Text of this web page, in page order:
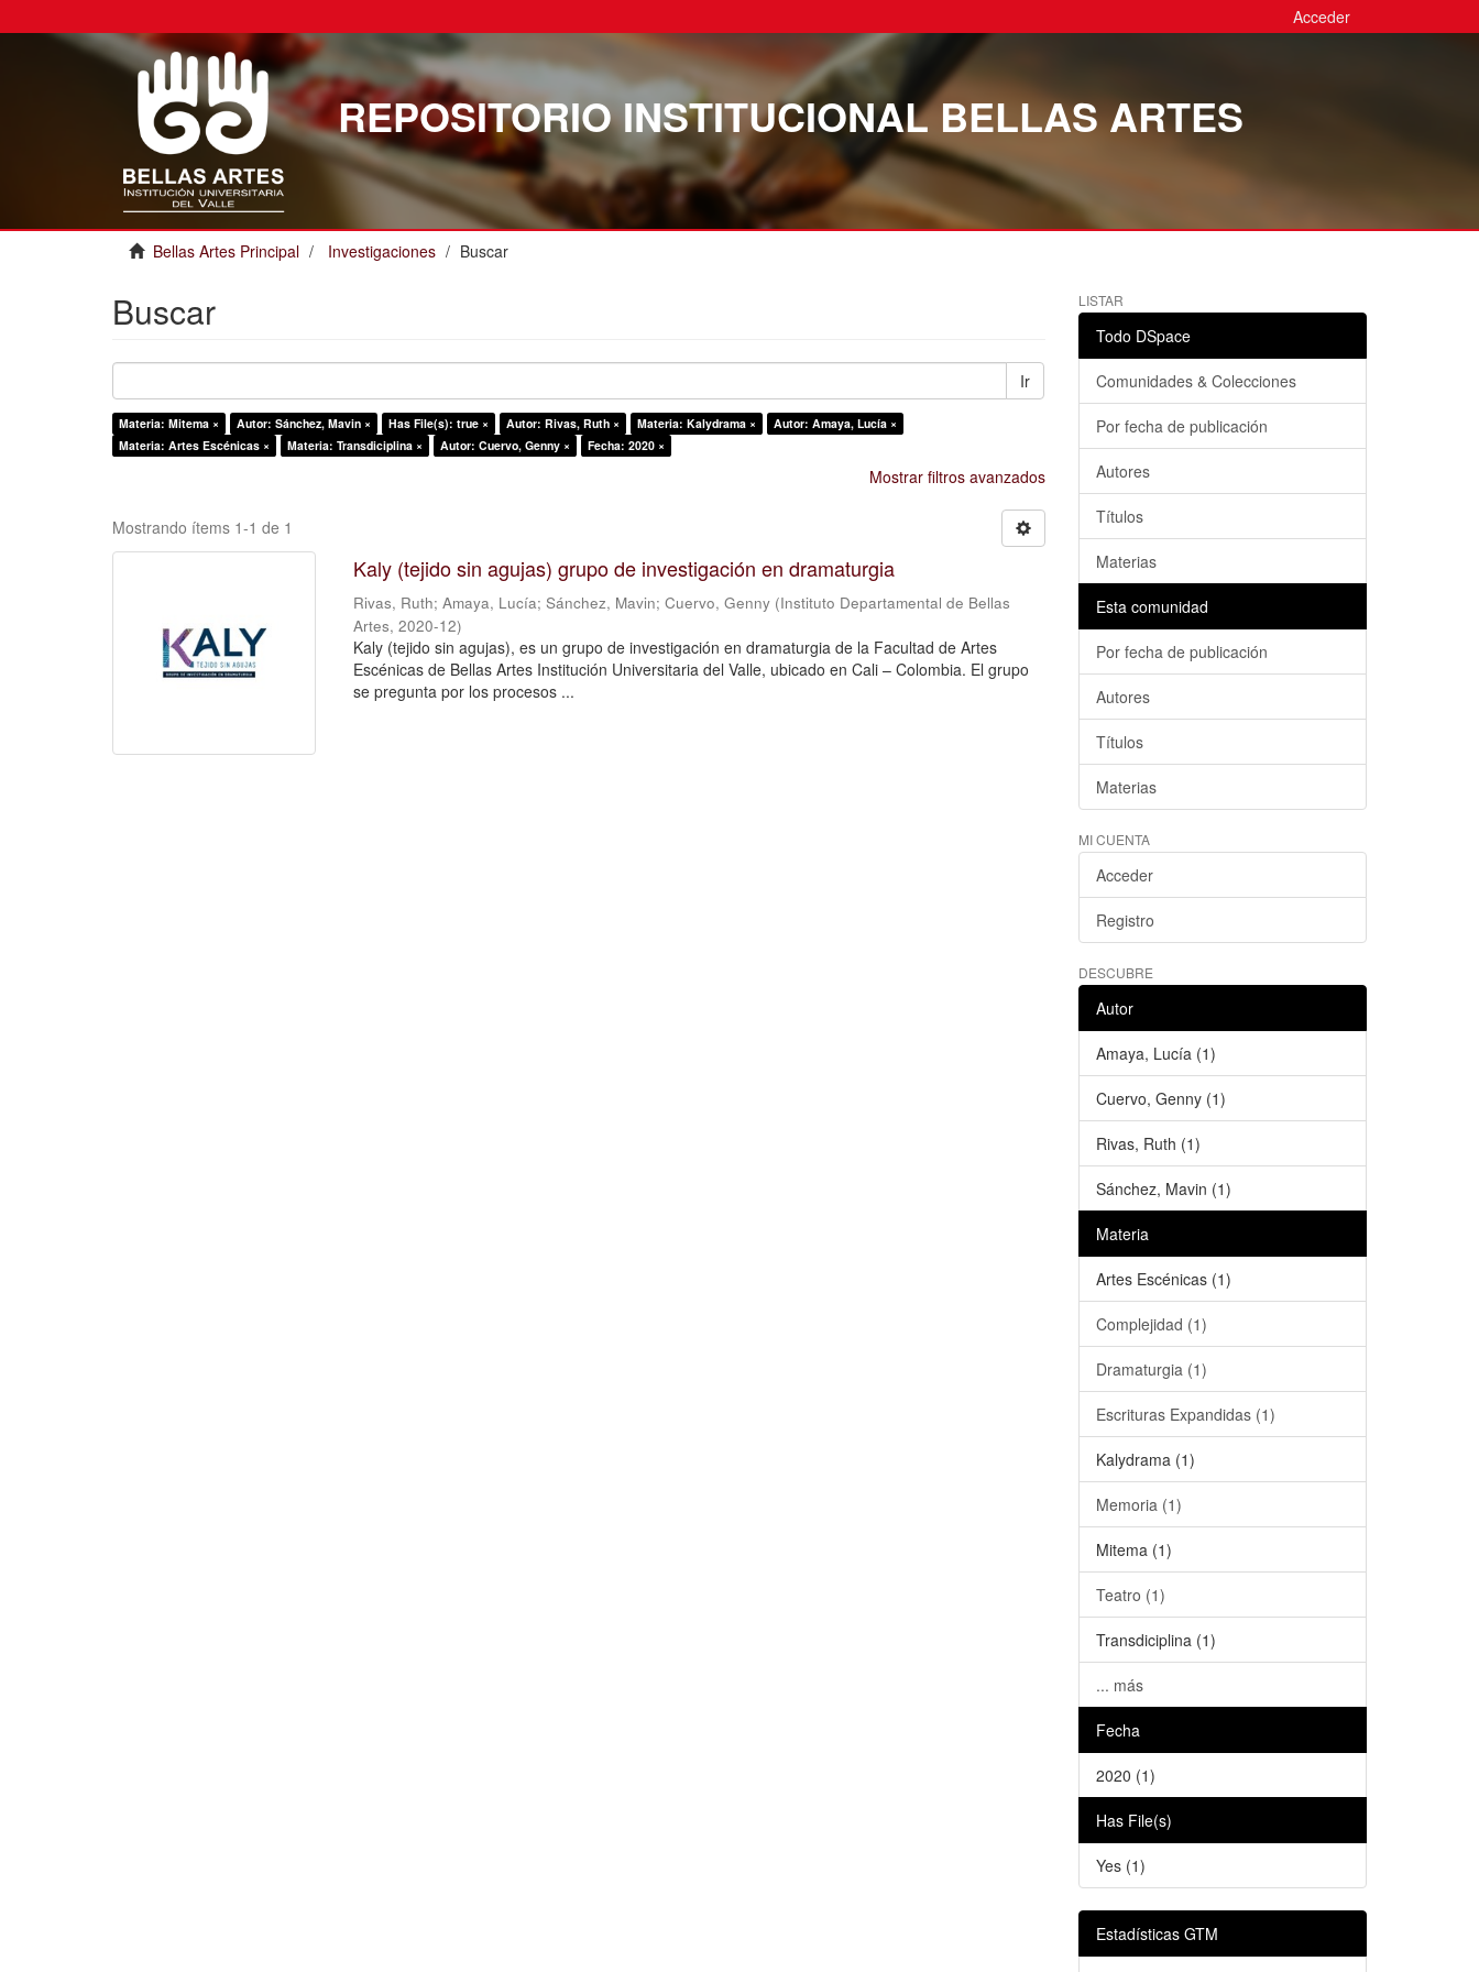
Acceder
REPOSITORIO INSTITUCIONAL BELLAS ARTES
Bellas Artes Principal Investigaciones Buscar
Buscar
Ir
Materia: Mitema × Autor: Sánchez, Mavin × Has File(s): true × Autor: Rivas, Ruth × Materia: Kalydrama ×
Autor: Amaya, Lucía ×
Materia: Artes Escénicas ×
Materia: Transdiciplina × Autor: Cuervo, Genny × Fecha: 2020 ×
Mostrar filtros avanzados
Mostrando ítems 1-1 de 1
Kaly (tejido sin agujas) grupo de investigación en dramaturgia
Rivas, Ruth;Amaya, Lucía;Sánchez, Mavin;Cuervo, Genny (Instituto Departamental de Bellas
Artes,2020-12)
Kaly (tejido sin agujas), es un grupo de investigación en dramaturgia de la Facultad de Artes
Escénicas de Bellas Artes Institución Universitaria del Valle, ubicado en Cali – Colombia. El grupo
se pregunta por los procesos ...
LISTAR
Todo DSpace
Comunidades & Colecciones
Por fecha de publicación
Autores
Títulos
Materias
Esta comunidad
Por fecha de publicación
Autores
Títulos
Materias
MI CUENTA
Acceder
Registro
DESCUBRE
Autor
Amaya, Lucía (1)
Cuervo, Genny (1)
Rivas, Ruth (1)
Sánchez, Mavin (1)
Materia
Artes Escénicas (1)
Complejidad (1)
Dramaturgia (1)
Escrituras Expandidas (1)
Kalydrama (1)
Memoria (1)
Mitema (1)
Teatro (1)
Transdiciplina (1)
... más
Fecha
2020 (1)
Has File(s)
Yes (1)
Estadísticas GTM